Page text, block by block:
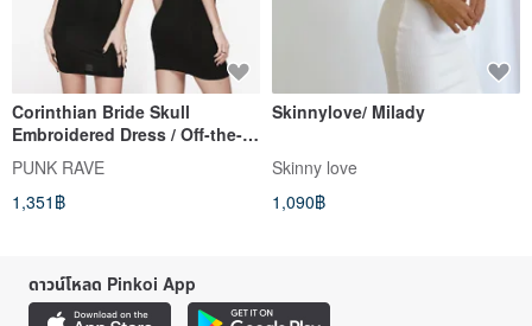
Corinthian Bride Skull
Embroidered Dress / Off-the-
shoulder / Strapless /
Bodycon Dress
PUNK RAVE
1,351฿
Skinnylove/ Milady
Skinny love
1,090฿
ดาวน์โหลด Pinkoi App